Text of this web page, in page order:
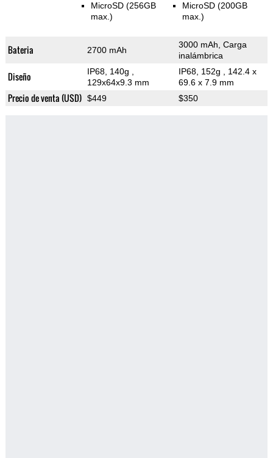
MicroSD (256GB
max.)
MicroSD (200GB
max.)
Bateria 2700 mAh
3000 mAh, Carga
inalámbrica
Diseño IP68, 140g
129x64x9.3 mm
IP68, 152g
, 142.4 x
69.6 x 7.9 mm
Precio de venta (USD) $449 $350